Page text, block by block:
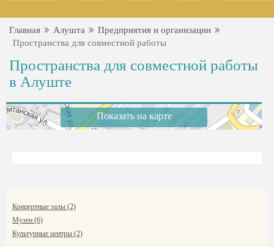
Главная Алушта
Предприятия и организации
Пространства для совместной работы
Пространства для совместной работы
в Алуште
Показать на карте
Концертные залы (2)
Музеи (6)
Культурные центры (2)